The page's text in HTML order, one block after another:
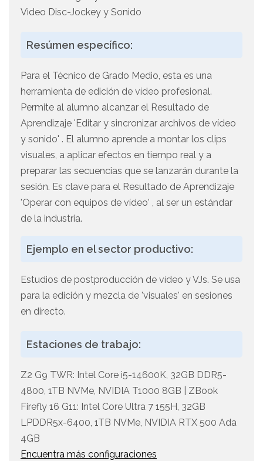
Video Disc-Jockey y Sonido
Resúmen específico:
Para el Técnico de Grado Medio, esta es una
herramienta de edición de vídeo profesional.
Permite al alumno alcanzar el Resultado de
Aprendizaje 'Editar y sincronizar archivos de vídeo
y sonido' . El alumno aprende a montar los clips
visuales, a aplicar efectos en tiempo real y a
preparar las secuencias que se lanzarán durante la
sesión. Es clave para el Resultado de Aprendizaje
'Operar con equipos de vídeo' , al ser un estándar
de la industria.
Ejemplo en el sector productivo:
Estudios de postproducción de vídeo y VJs. Se usa
para la edición y mezcla de 'visuales' en sesiones
en directo.
Estaciones de trabajo:
Z2 G9 TWR: Intel Core i5-14600K, 32GB DDR5-
4800, 1TB NVMe, NVIDIA T1000 8GB | ZBook
Firefly 16 G11: Intel Core Ultra 7 155H, 32GB
LPDDR5x-6400, 1TB NVMe, NVIDIA RTX 500 Ada
4GB
Encuentra más configuraciones